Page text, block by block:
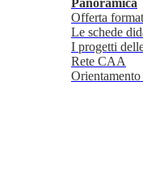
Panoramica
Offerta
Le schede
I progetti
Rete CAA